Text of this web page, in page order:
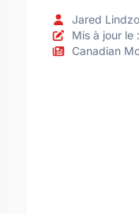
Jared
Mis à jour le
Canadian